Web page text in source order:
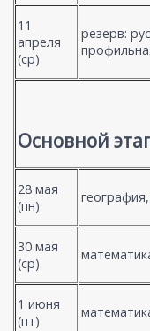
11
апреля
(ср)
резерв:
Основной
28 мая
(пн)
30 мая
(ср)
1 июня
(пт)